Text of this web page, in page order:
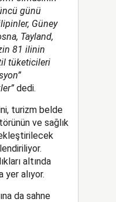
günü
Güney
Tayland,
81 ilinin
tüketicileri
dedi.
turizm belde
ve sağlık
altında
alıyor.
da sahne